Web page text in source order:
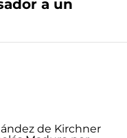
a un